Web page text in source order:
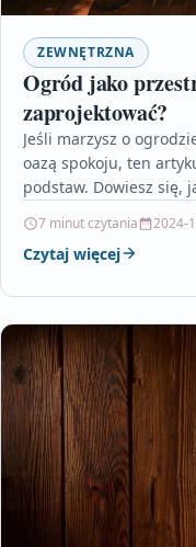
ZEWNĘTRZNA
Ogród jako
zaprojektować?
Jeśli marzysz o
oazą spokoju, ten
podstaw. Dowiesz się,
7 minut czytania 2024-
Czytaj więcej